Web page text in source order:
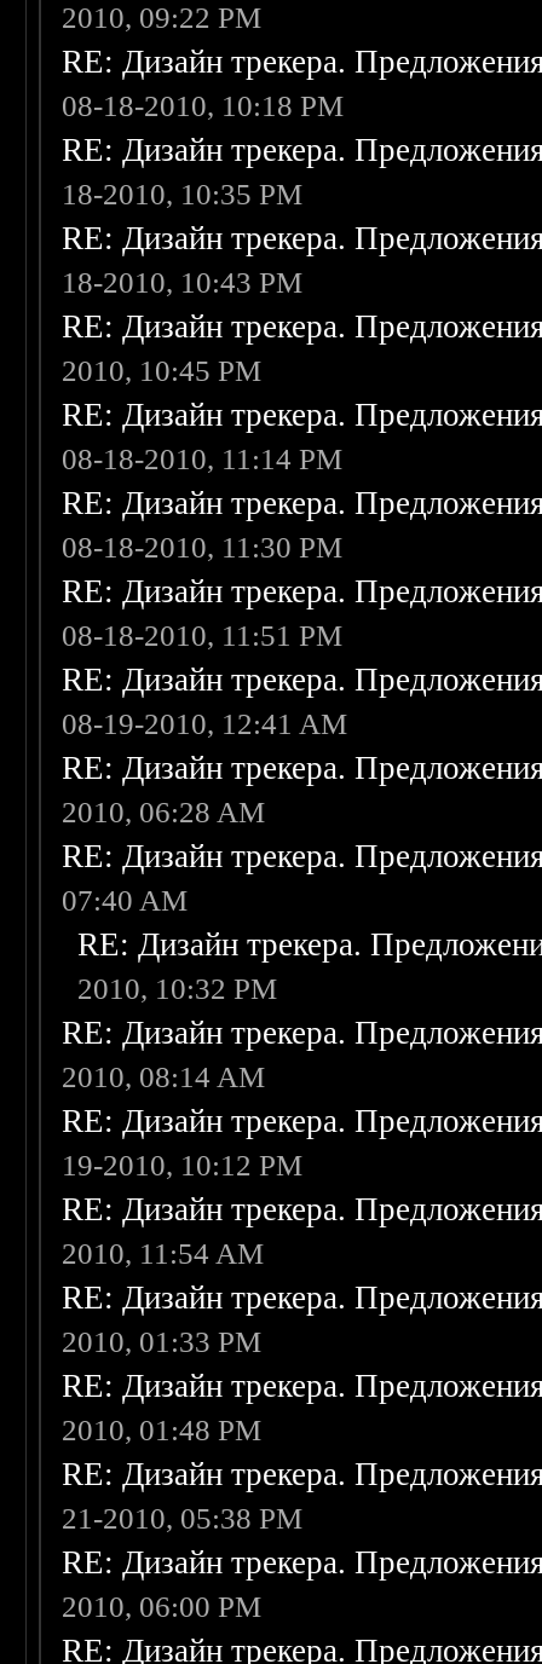
2010, 09:22 PM
RE: Дизайн трекера.
08-18-2010, 10:18 PM
RE: Дизайн трекера.
18-2010, 10:35 PM
RE: Дизайн трекера.
18-2010, 10:43 PM
RE: Дизайн трекера.
2010, 10:45 PM
RE: Дизайн трекера.
08-18-2010, 11:14 PM
RE: Дизайн трекера.
08-18-2010, 11:30 PM
RE: Дизайн трекера.
08-18-2010, 11:51 PM
RE: Дизайн трекера.
08-19-2010, 12:41 AM
RE: Дизайн трекера.
2010, 06:28 AM
RE: Дизайн трекера.
07:40 AM
RE: Дизайн трекера.
2010, 10:32 PM
RE: Дизайн трекера.
2010, 08:14 AM
RE: Дизайн трекера.
19-2010, 10:12 PM
RE: Дизайн трекера.
2010, 11:54 AM
RE: Дизайн трекера.
2010, 01:33 PM
RE: Дизайн трекера.
2010, 01:48 PM
RE: Дизайн трекера.
21-2010, 05:38 PM
RE: Дизайн трекера.
2010, 06:00 PM
RE: Дизайн трекера.